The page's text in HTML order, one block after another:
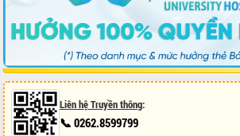
Nông sản Tây Nguyên thu hút doanh
nghiệp nước ngoài
Đắk Lắk định vị thương hiệu du lịch
“Biển – Rừng – Cà phê” trong không
gian phát triển mới
Hội nghị chia sẻ kinh nghiệm, chuyển
giao kỹ thuật y tế, định hướng phát
triển chuyên sâu đến 2030
Liên hệ Truyền thông:
📞 0262.8599799